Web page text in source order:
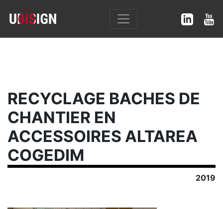
RECYCLAGE BACHES DE
CHANTIER EN
ACCESSOIRES ALTAREA
COGEDIM
2019